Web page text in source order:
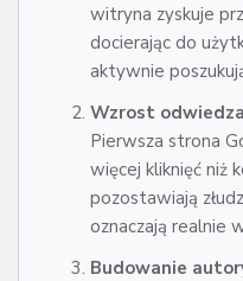
witryna zyskuje
docierając do
aktywnie
Wzrost
Pierwsza strona
więcej kliknięć niż
pozostawiają
oznaczają realnie
Budowanie